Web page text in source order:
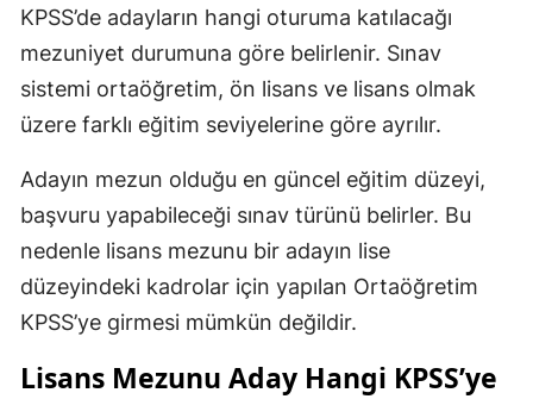
KPSS’de adayların hangi oturuma katılacağı
mezuniyet durumuna göre belirlenir. Sınav
sistemi ortaöğretim, ön lisans ve lisans olmak
üzere farklı eğitim seviyelerine göre ayrılır.
Adayın mezun olduğu en güncel eğitim düzeyi,
başvuru yapabileceği sınav türünü belirler. Bu
nedenle lisans mezunu bir adayın lise
düzeyindeki kadrolar için yapılan Ortaöğretim
KPSS’ye girmesi mümkün değildir.
Lisans Mezunu Aday Hangi KPSS’ye